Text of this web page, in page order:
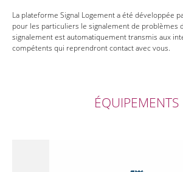
La plateforme Signal Logement a été développée
pour les particuliers le signalement de problèmes
signalement est automatiquement transmis aux
compétents qui reprendront contact avec vous.
ÉQUIPEMENTS